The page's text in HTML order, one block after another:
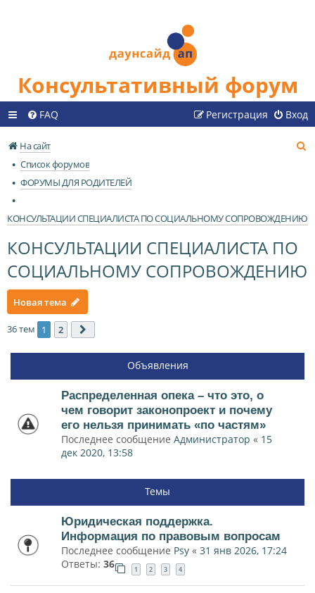
Консультативный форум
FAQ Вход
Регистрация
На сайт
Список форумов
ФОРУМЫ ДЛЯ РОДИТЕЛЕЙ
КОНСУЛЬТАЦИИ СПЕЦИАЛИСТА ПО СОЦИАЛЬНОМУ СОПРОВОЖДЕНИЮ
КОНСУЛЬТАЦИИ СПЕЦИАЛИСТА ПО
СОЦИАЛЬНОМУ СОПРОВОЖДЕНИЮ
Новая тема
36 тем 1 2
Объявления
Распределенная опека – что это, о
чем говорит законопроект и почему
его нельзя принимать «по частям»
Последнее сообщение Администратор « 15
дек 2020, 13:58
Темы
Юридическая поддержка.
Информация по правовым вопросам
Последнее сообщение Psy « 31 янв 2026, 17:24
Ответы: 36 1 2 3 4